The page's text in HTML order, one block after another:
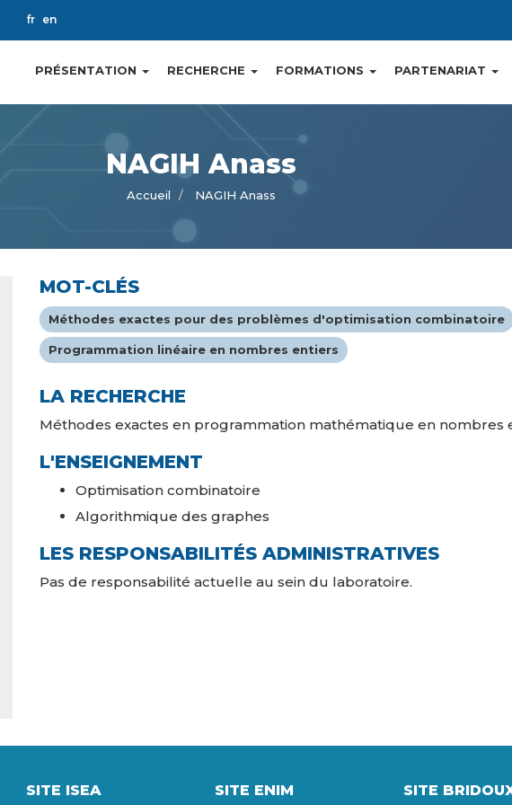
fr en
Main
navigation
PRÉSENTATION RECHERCHE FORMATIONS PARTENARIAT
NAGIH Anass
Accueil NAGIH Anass
MOT-CLÉS
Méthodes exactes pour des problèmes d'optimisation combinatoire
Programmation linéaire en nombres entiers
LA RECHERCHE
Méthodes exactes en programmation mathématique en nombres
L'ENSEIGNEMENT
Optimisation combinatoire
Algorithmique des graphes
LES RESPONSABILITÉS ADMINISTRATIVES
Pas de responsabilité actuelle au sein du laboratoire.
SITE ISEA SITE ENIM SITE